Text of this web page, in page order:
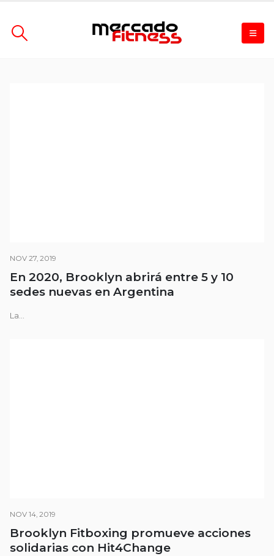
NOV 27, 2019
En 2020, Brooklyn abrirá entre 5 y 10
sedes nuevas en Argentina
La...
NOV 14, 2019
Brooklyn Fitboxing promueve acciones
solidarias con Hit4Change